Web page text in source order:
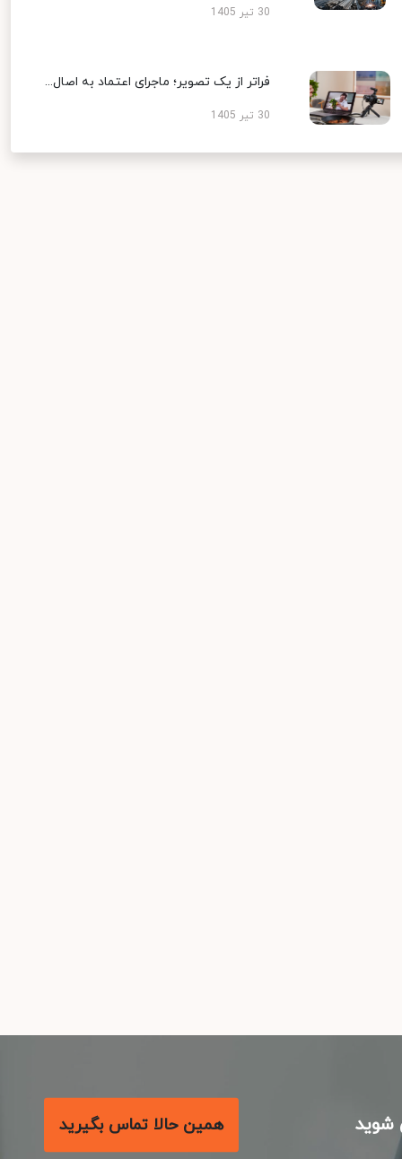
30 تیر 1405
فراتر از یک تصویر؛ ماجرای اعتماد به اصال...
30 تیر 1405
همین حالا تماس بگیرید